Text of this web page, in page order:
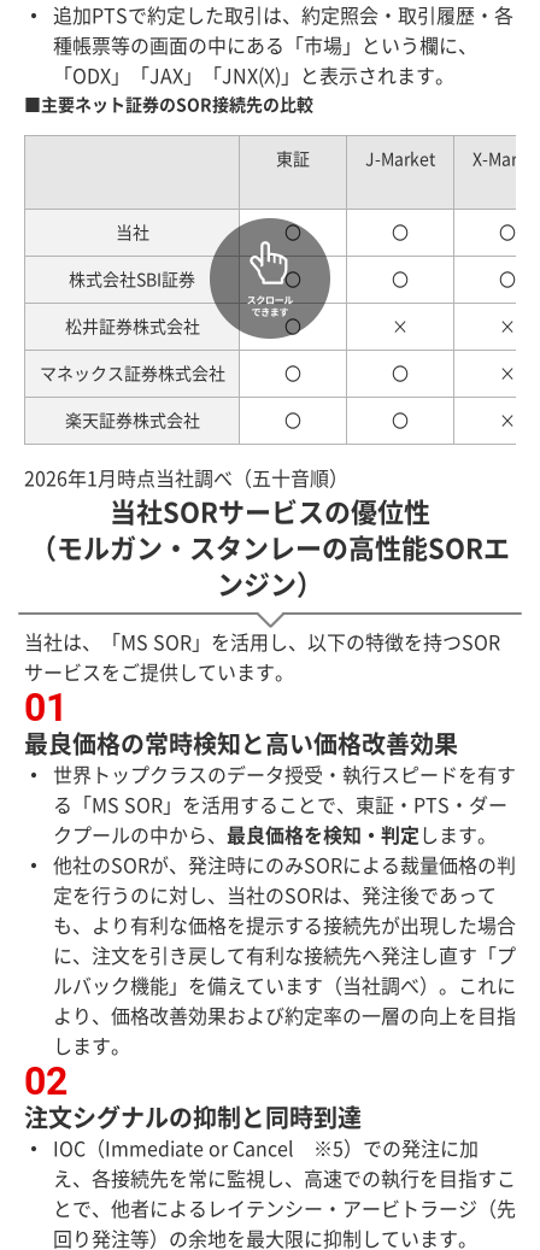
追加PTSで約定した取引は、約定照会・取引履歴・各
種帳票等の画面の中にある「市場」という欄に、
「ODX」「JAX」「JNX(X)」と表示されます。
■主要ネット証券のSOR接続先の比較
東証 J-Market X-
当社 〇 〇 〇
株式会社SBI証券 〇 〇 〇
松井証券株式会社 〇 × ×
マネックス証券株式会社 〇 〇 ×
楽天証券株式会社 〇 〇 ×
2026年1月時点当社調べ（五十音順）
当社SORサービスの優位性
（モルガン・スタンレーの高性能SORエ
ンジン）
当社は、「MS SOR」を活用し、以下の特徴を持つSOR
サービスをご提供しています。
最良価格の常時検知と高い価格改善効果
世界トップクラスのデータ授受・執行スピードを有す
る「MS SOR」を活用することで、東証・PTS・ダー
クプールの中から、 最良価格を検知・判定 します。
他社のSORが、発注時にのみSORによる裁量価格の判
定を行うのに対し、当社のSORは、発注後であって
も、より有利な価格を提示する接続先が出現した場合
に、注文を引き戻して有利な接続先へ発注し直す「プ
ルバック機能」を備えています（当社調べ）。これに
より、価格改善効果および約定率の一層の向上を目指
します。
注文シグナルの抑制と同時到達
IOC（Immediate or Cancel ※5）での発注に加
え、各接続先を常に監視し、高速での執行を目指すこ
とで、他者によるレイテンシー・アービトラージ（先
回り発注等）の余地を最大限に抑制しています。